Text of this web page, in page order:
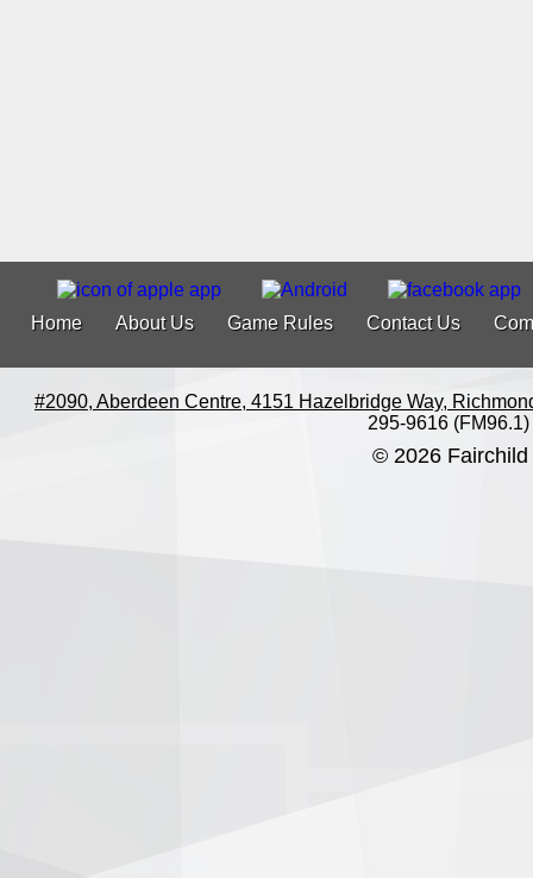
Home About Us Game Rules Contact Us
#2090, Aberdeen Centre, 4151 Hazelbridge Way,
295-9616 (FM96.1)
© 2026 Fairchild